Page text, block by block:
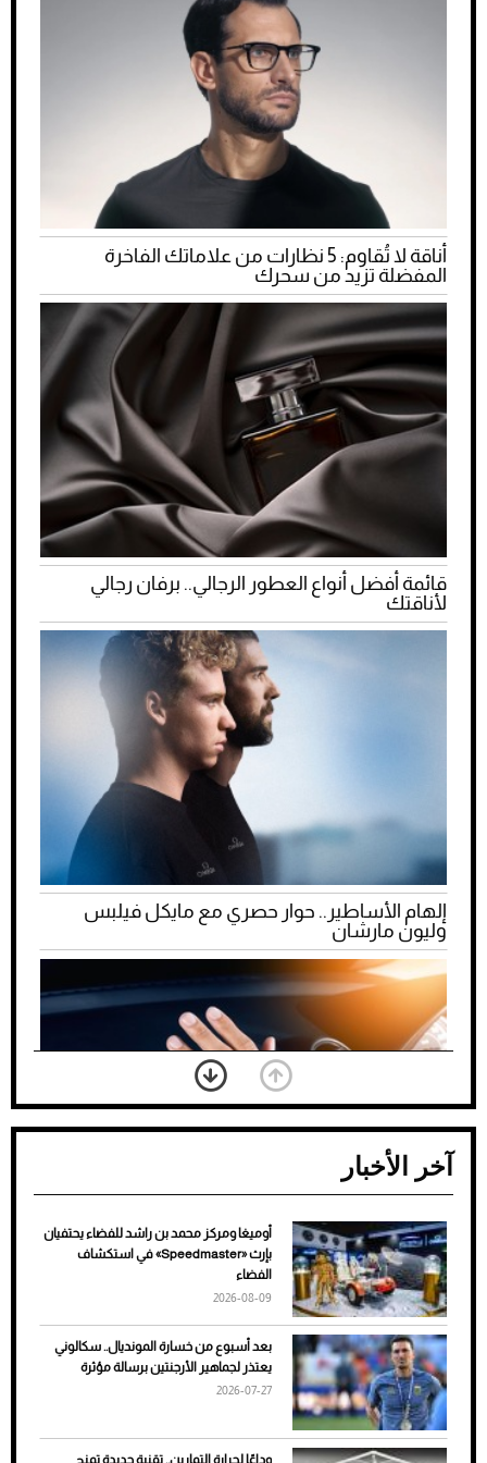
أناقة لا تُقاوم: 5 نظارات من علاماتك الفاخرة
المفضلة تزيد من سحرك
قائمة أفضل أنواع العطور الرجالي.. برفان رجالي
لأناقتك
إلهام الأساطير.. حوار حصري مع مايكل فيلبس
وليون مارشان
ضعف تبريد مكيف السيارة عند الوقوف.. أشهر
الأسباب والحلول
آخر الأخبار
أوميغا ومركز محمد بن راشد للفضاء يحتفيان
بإرث «Speedmaster» في استكشاف
الفضاء
2026-08-09
بعد أسبوع من خسارة المونديال.. سكالوني
يعتذر لجماهير الأرجنتين برسالة مؤثرة
2026-07-27
وداعًا لحرارة التمارين.. تقنية جديدة تمنح